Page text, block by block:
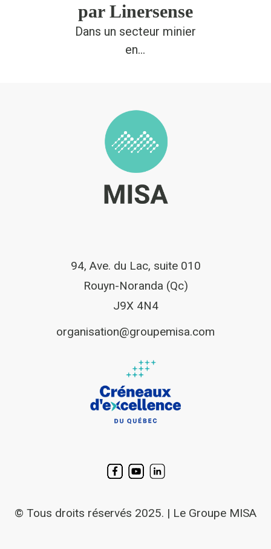
par Linersense
Dans un secteur minier
en…
94, Ave. du Lac, suite 010
Rouyn-Noranda (Qc)
J9X 4N4
organisation@groupemisa.com
© Tous droits réservés 2025. | Le Groupe MISA